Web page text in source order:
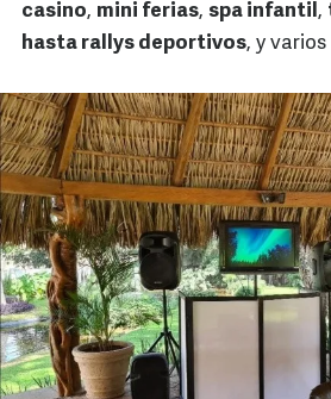
casino, mini ferias, spa infantil,
hasta rallys deportivos, y varios